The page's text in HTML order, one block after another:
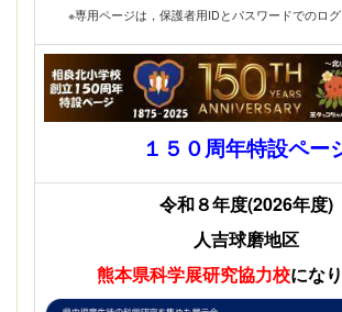
※専用ページは，保護者用IDとパスワードでのロ
１５０周年特設ペー
令和８年度(2026年度)
人吉球磨地区
熊本県科学展研究協力校にな